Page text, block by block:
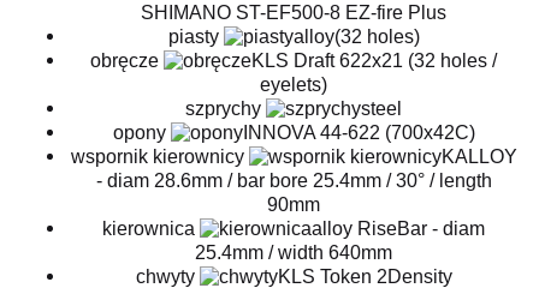
SHIMANO ST-EF500-8 EZ-fire Plus
piasty
alloy(32 holes)
obręcze
KLS Draft 622x21 (32 holes /
eyelets)
szprychy
steel
opony
INNOVA 44-622 (700x42C)
wspornik kierownicy
KALLOY
- diam 28.6mm / bar bore 25.4mm / 30° / length
90mm
kierownica
alloy RiseBar - diam
25.4mm / width 640mm
chwyty
KLS Token 2Density